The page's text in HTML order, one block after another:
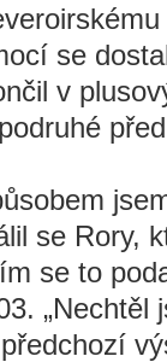
se
v
se Rory,
se to
„Nechtěl